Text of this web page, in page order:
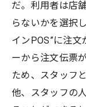
だ。利用者は店
らないかを選択
インPOS”に注
ーから注文伝票
ため、スタッフ
他、スタッフの